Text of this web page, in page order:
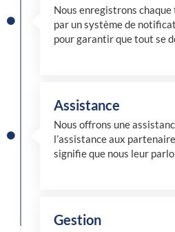
Nous enregistrons
par un système de
pour garantir que tout se
Assistance
Nous offrons une
l’assistance aux
signifie que nous leur
Gestion